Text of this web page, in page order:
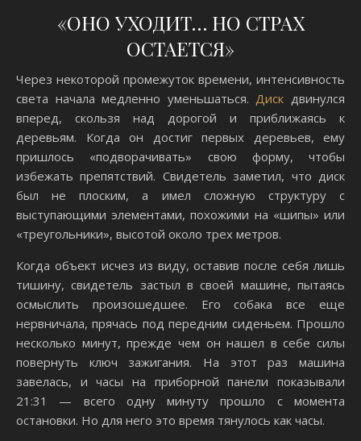
«ОНО УХОДИТ… НО СТРАХ
ОСТАЕТСЯ»
Через некоторой промежуток времени, интенсивность
света начала медленно уменьшаться.Дискдвинулся
вперед, скользя над дорогой и приближаясь к
деревьям. Когда он достиг первых деревьев, ему
пришлось «подворачивать» свою форму, чтобы
избежать препятствий. Свидетель заметил, что диск
был не плоским, а имел сложную структуру с
выступающими элементами, похожими на «шипы» или
«треугольники», высотой около трех метров.
Когда объект исчез из виду, оставив после себя лишь
тишину, свидетель застыл в своей машине, пытаясь
осмыслить произошедшее. Его собака все еще
нервничала, прячась под передним сиденьем. Прошло
несколько минут, прежде чем он нашел в себе силы
повернуть ключ зажигания. На этот раз машина
завелась, и часы на приборной панели показывали
21:31 — всего одну минуту прошло с момента
остановки. Но для него это время тянулось как часы.